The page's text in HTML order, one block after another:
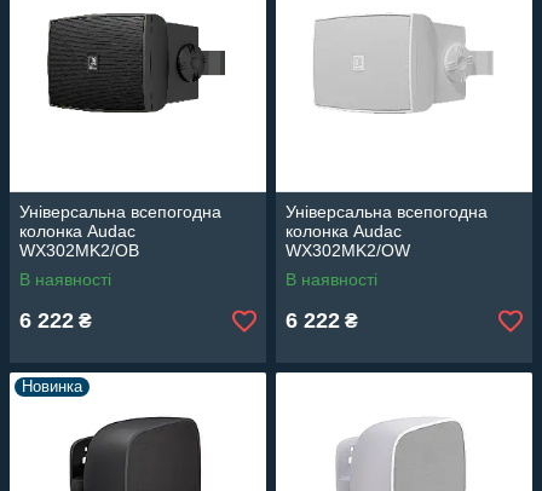
Універсальна всепогодна
колонка Audac
WX302MK2/OB
В наявності
6 222 ₴
Універсальна всепогодна
колонка Audac
WX302MK2/OW
В наявності
6 222 ₴
Новинка